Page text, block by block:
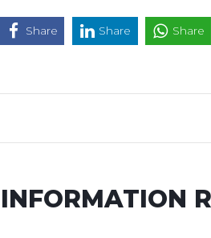
Share Share Share
INFORMATION